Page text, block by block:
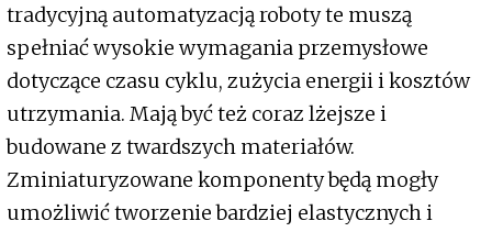
tradycyjną automatyzacją roboty te muszą
spełniać wysokie wymagania przemysłowe
dotyczące czasu cyklu, zużycia energii i kosztów
utrzymania. Mają być też coraz lżejsze i
budowane z twardszych materiałów.
Zminiaturyzowane komponenty będą mogły
umożliwić tworzenie bardziej elastycznych i